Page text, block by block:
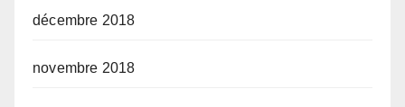
décembre 2018
novembre 2018